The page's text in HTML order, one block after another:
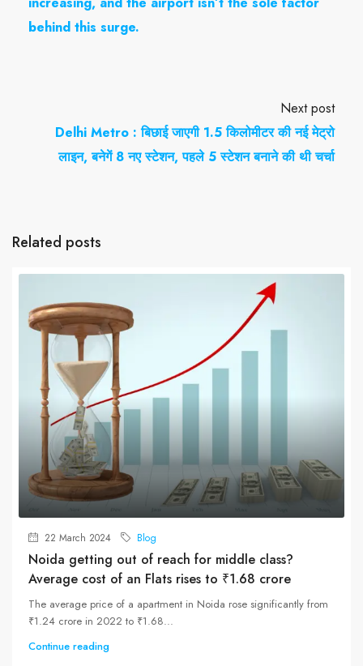
behind this surge.
Next post
Delhi Metro : बिछाई जाएगी 1.5 किलोमीटर की नई मेट्रो
लाइन, बनेगें 8 नए स्टेशन, पहले 5 स्टेशन बनाने की थी चर्चा
Related posts
22 March 2024 Blog
Noida getting out of reach for middle class?
Average cost of an Flats rises to ₹1.68 crore
The average price of a apartment in Noida rose significantly from
₹1.24 crore in 2022 to ₹1.68...
Continue reading